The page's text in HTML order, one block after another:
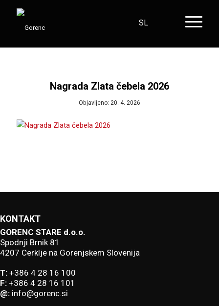
SL
EN
Nagrada Zlata čebela 2026
Objavljeno: 20. 4. 2026
KONTAKT
GORENC STARE d.o.o.
Spodnji Brnik 81
4207 Cerklje na Gorenjskem Slovenija
T: +386 4 28 16 100
F: +386 4 28 16 101
@: info@gorenc.si